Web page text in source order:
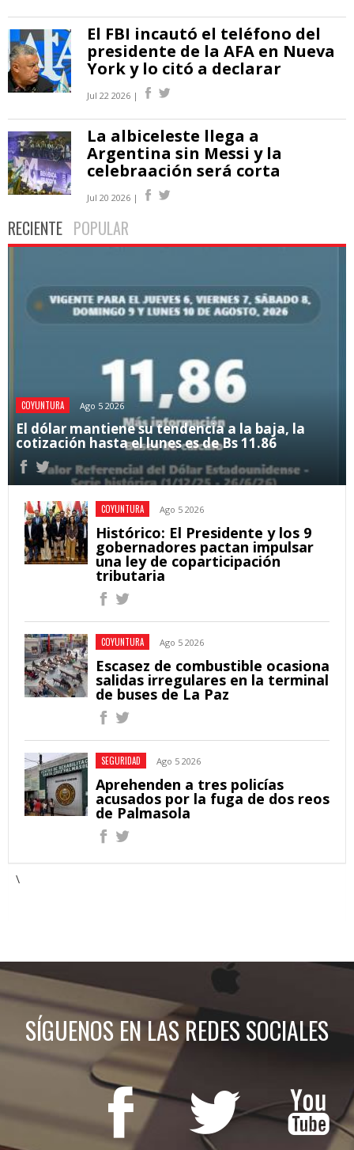
El FBI incautó el teléfono del
presidente de la AFA en Nueva
York y lo citó a declarar
Jul 22 2026 |
La albiceleste llega a
Argentina sin Messi y la
celebraación será corta
Jul 20 2026 |
RECIENTE POPULAR
COYUNTURA Ago 5 2026
El dólar mantiene su tendencia a la baja, la
cotización hasta el lunes es de Bs 11.86
COYUNTURA Ago 5 2026
Histórico: El Presidente y los 9
gobernadores pactan impulsar
una ley de coparticipación
tributaria
COYUNTURA Ago 5 2026
Escasez de combustible ocasiona
salidas irregulares en la terminal
de buses de La Paz
SEGURIDAD Ago 5 2026
Aprehenden a tres policías
acusados por la fuga de dos reos
de Palmasola
\
SÍGUENOS EN LAS REDES SOCIALES